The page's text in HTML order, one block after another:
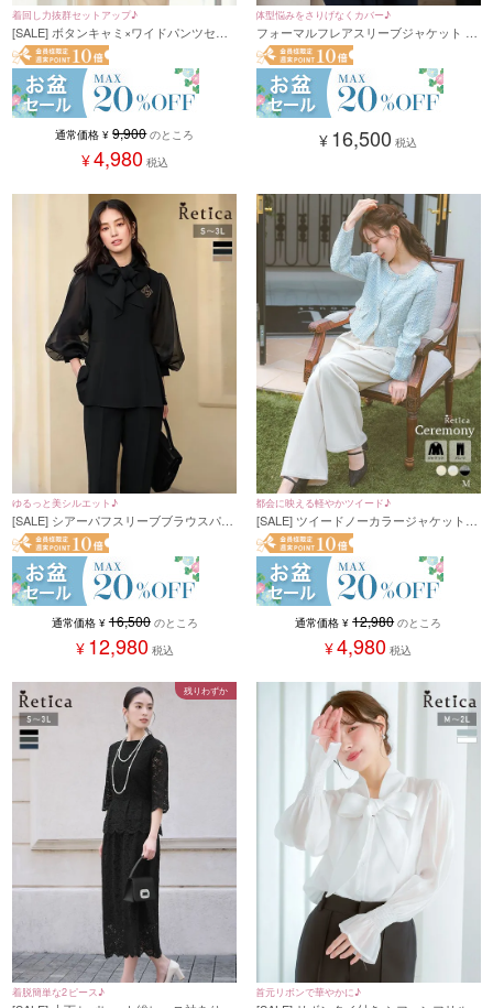
着回し力抜群セットアップ♪
[SALE] ボタンキャミ×ワイドパンツセッ
トアップ(Sサイズ~Lサイズ)(ベージュ/ブ
ラック/グレー)
通常価格 ¥ 9,900 のところ
¥4,980 税込
体型悩みをさりげなくカバー♪
フォーマルフレアスリーブジャケット ス
トレートパンツ 2点 セットアップセレモ
ニースーツ(Sサイズ～3Lサイズ) (ダーク
ベージュ/ネイビー/ブラック)
¥ 16,500 税込
ゆるっと美シルエット♪
[SALE] シアーパフスリーブブラウスパン
ツセットアップ(Sサイズ～3Lサイズ) (ベ
ージュ/ネイビー/ブラック)
通常価格 ¥ 16,500 のところ
¥ 12,980 税込
都会に映える軽やかツイード♪
[SALE] ツイードノーカラージャケット＆
ワイドパンツセレモニースーツ (Mサイ
ズ) (ベージュ/ライトブルー/ブラック)
通常価格 ¥ 12,980 のところ
¥4,980 税込
着脱簡単な2ピース♪
残りわずか
首元リボンで華やかに♪